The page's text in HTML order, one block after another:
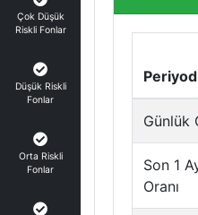
Çok Düşük
Riskli Fonlar
Düşük Riskli
Fonlar
Orta Riskli
Fonlar
Periyod
Günlük
Son 1
Oranı